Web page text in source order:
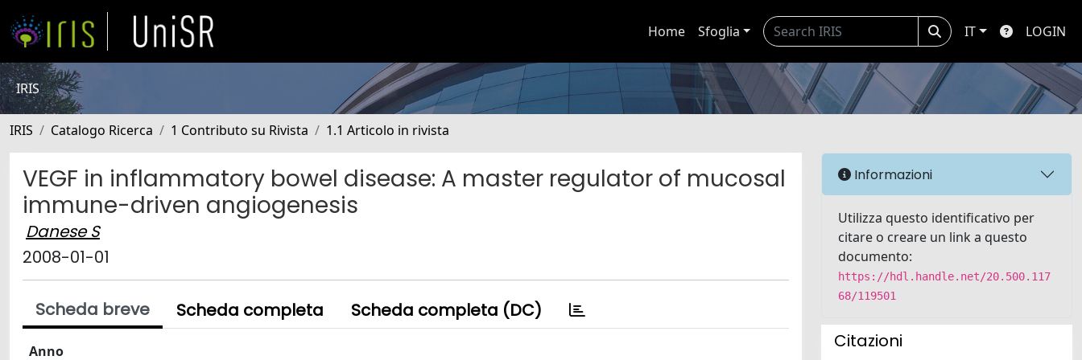
Home Sfoglia IT LOGIN
IRIS
IRIS Catalogo Ricerca 1 Contributo su Rivista 1.1 Articolo in rivista
VEGF in inflammatory bowel disease: A master regulator of mucosal
immune-driven angiogenesis
Danese S
2008-01-01
Scheda breve Scheda completa Scheda completa (DC)
Anno
Informazioni
Utilizza questo identificativo per
citare o creare un link a questo
documento:
https://hdl.handle.net/20.500.117
68/119501
Citazioni